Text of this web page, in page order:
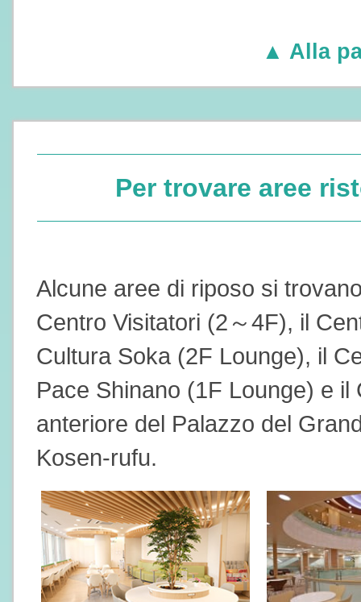
▲ Alla
Per trovare aree
Alcune aree di riposo si
Centro Visitatori (2～4F), il
Cultura Soka (2F Lounge), il
Pace Shinano (1F Lounge) e il
anteriore del Palazzo del
Kosen-rufu.